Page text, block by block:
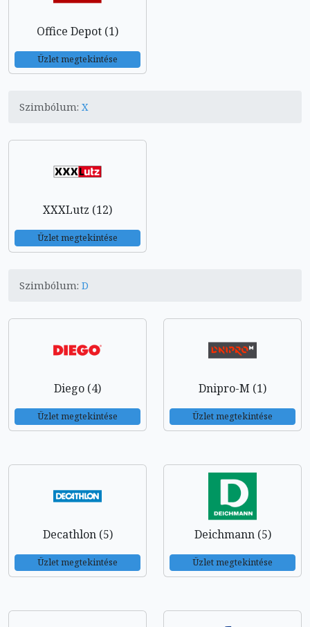
Office Depot (1)
Üzlet megtekintése
Szimbólum: X
XXXLutz (12)
Üzlet megtekintése
Szimbólum: D
Diego (4)
Üzlet megtekintése
Dnipro-M (1)
Üzlet megtekintése
Decathlon (5)
Üzlet megtekintése
Deichmann (5)
Üzlet megtekintése